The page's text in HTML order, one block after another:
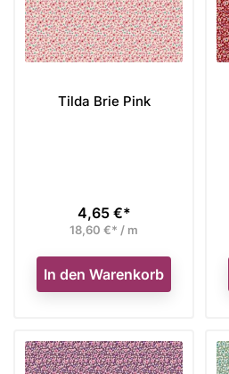
Tilda Brie Pink
Preis
4,65 €*
18,60 €* / m
In den Warenkorb